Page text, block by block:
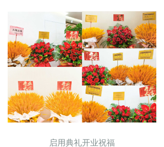
启用典礼开业祝福